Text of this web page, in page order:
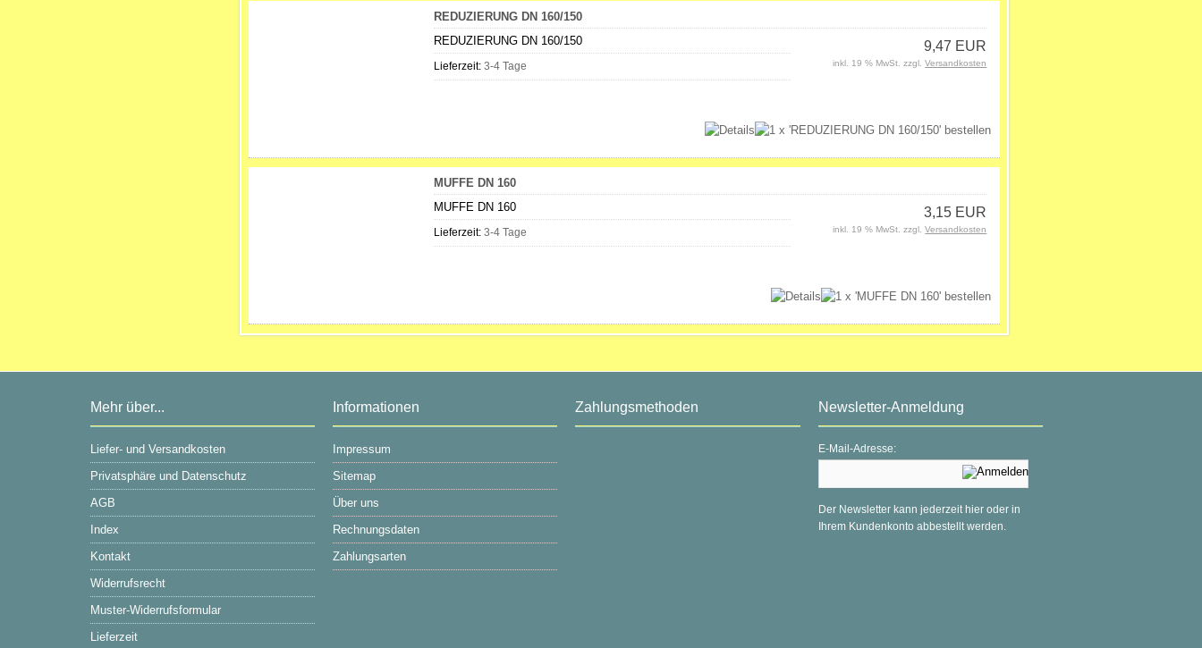
REDUZIERUNG DN 160/150
REDUZIERUNG DN 160/150
Lieferzeit: 3-4 Tage
9,47 EUR
inkl. 19 % MwSt. zzgl.Versandkosten
MUFFE DN 160
MUFFE DN 160
Lieferzeit: 3-4 Tage
3,15 EUR
inkl. 19 % MwSt. zzgl.Versandkosten
Mehr über...
Liefer- und Versandkosten
Privatsphäre und Datenschutz
AGB
Index
Kontakt
Widerrufsrecht
Muster-Widerrufsformular
Lieferzeit
Informationen
Impressum
Sitemap
Über uns
Rechnungsdaten
Zahlungsarten
Zahlungsmethoden Newsletter-Anmeldung
E-Mail-Adresse:
Der Newsletter kann jederzeit hier oder in
Ihrem Kundenkonto abbestellt werden.